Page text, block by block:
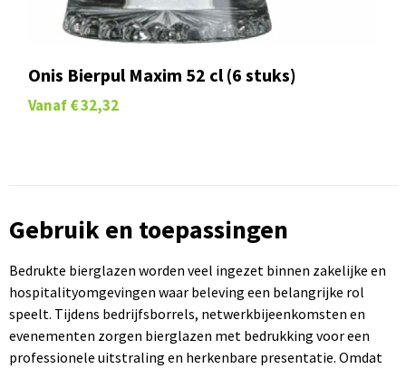
Onis Bierpul Maxim 52 cl (6 stuks)
Vanaf € 32,32
Gebruik en toepassingen
Bedrukte bierglazen worden veel ingezet binnen zakelijke en
hospitalityomgevingen waar beleving een belangrijke rol
speelt. Tijdens bedrijfsborrels, netwerkbijeenkomsten en
evenementen zorgen bierglazen met bedrukking voor een
professionele uitstraling en herkenbare presentatie. Omdat